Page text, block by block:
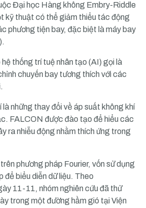
Đại học Hàng không Embry-Riddle
kỹ thuật có thể giảm thiểu tác động
phương tiện bay, đặc biệt là máy bay
thống trí tuệ nhân tạo (AI) gọi là
chuyến bay tương thích với các
là những thay đổi về áp suất không khí
FALCON được đào tạo để hiểu các
ra nhiễu động nhằm thích ứng trong
phương pháp Fourier, vốn sử dụng
để biểu diễn dữ liệu. Theo
11-11, nhóm nghiên cứu đã thử
trong một đường hầm gió tại Viện